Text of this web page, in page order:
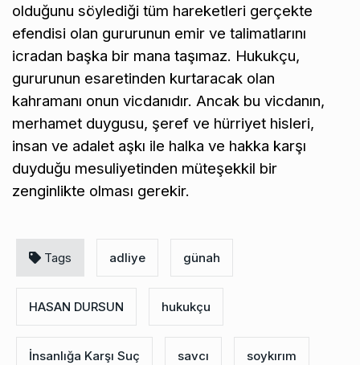
olduğunu söylediği tüm hareketleri gerçekte
efendisi olan gururunun emir ve talimatlarını
icradan başka bir mana taşımaz. Hukukçu,
gururunun esaretinden kurtaracak olan
kahramanı onun vicdanıdır. Ancak bu vicdanın,
merhamet duygusu, şeref ve hürriyet hisleri,
insan ve adalet aşkı ile halka ve hakka karşı
duyduğu mesuliyetinden müteşekkil bir
zenginlikte olması gerekir.
Tags adliye günah
HASAN DURSUN hukukçu
İnsanlığa Karşı Suç savcı soykırım